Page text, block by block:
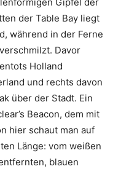
der Table Bay liegt
während in der Ferne
Davor
Holland
und rechts davon
über der Stadt. Ein
Beacon, dem mit
hier schaut man auf
Länge: vom weißen
blauen